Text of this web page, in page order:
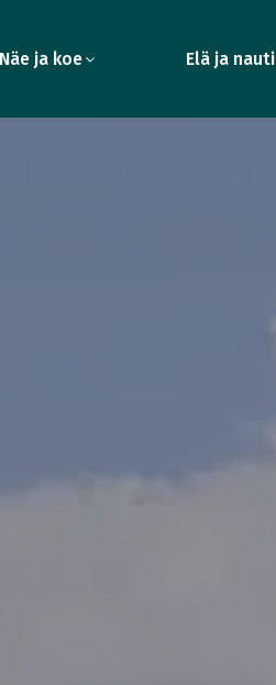
Näe ja koe Elä ja nauti